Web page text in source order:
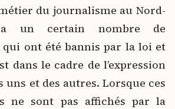
du journalisme au Nord-
certain nombre de
ont été bannis par la loi et
dans le cadre de l’expression
uns et des autres. Lorsque ces
ne sont pas affichés par la